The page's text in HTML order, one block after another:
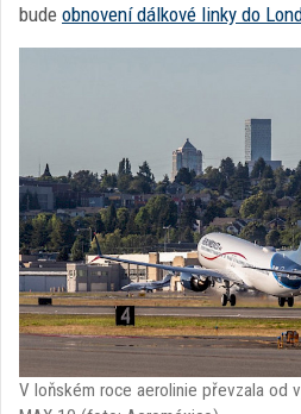
bude obnovení dálkové linky do
V loňském roce aerolinie převzala od